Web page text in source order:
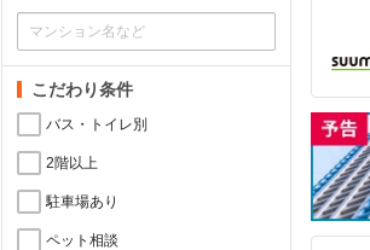
こだわり条件
バス・トイレ別
2階以上
駐車場あり
ペット相談